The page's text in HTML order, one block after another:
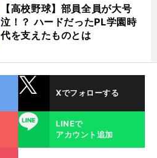
【高校野球】部員全員が大号
泣！？ ハードだったPL学園時
代を支えたものとは
動画
Xでフォローする
LINE
LINEで
アカウント追加